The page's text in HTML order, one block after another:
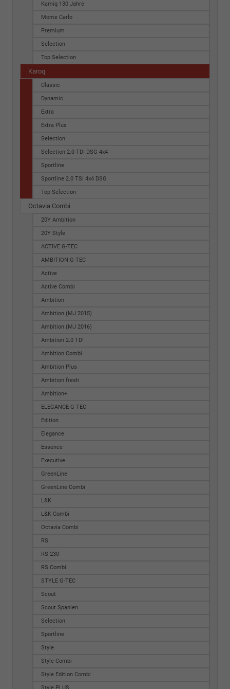
Kamiq 130 Jahre
Monte Carlo
Premium
Selection
Top Selection
Karoq
Classic
Dynamic
Extra
Extra Plus
Selection
Selection 2.0 TDI DSG 4x4
Sportline
Sportline 2.0 TSI 4x4 DSG
Top Selection
Octavia Combi
20Y Ambition
20Y Style
ACTIVE G-TEC
AMBITION G-TEC
Active
Active Combi
Ambition
Ambition (MJ 2015)
Ambition (MJ 2016)
Ambition 2.0 TDI
Ambition Combi
Ambition Plus
Ambition fresh
Ambition+
ELEGANCE G-TEC
Edition
Elegance
Essence
Executive
GreenLine
GreenLine Combi
L&K
L&K Combi
Octavia Combi
RS
RS 230
RS Combi
STYLE G-TEC
Scout
Scout Spanien
Selection
Sportline
Style
Style Combi
Style Edition Combi